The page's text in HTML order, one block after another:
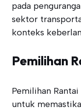
pada
sektor
konteks
Pemilihan
Pemilihan
untuk